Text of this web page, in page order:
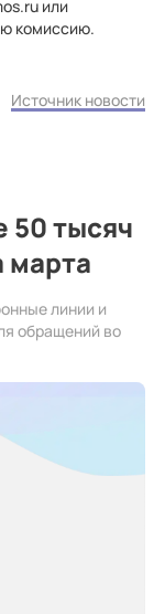
или
комиссию.
Источник новости
50 тысяч
марта
линии и
обращений во